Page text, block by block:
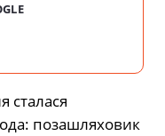
сталася
позашляховик